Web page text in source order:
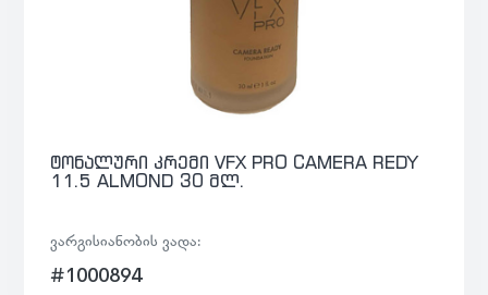
ტონალური კრემი VFX PRO CAMERA REDY
11.5 ALMOND 30 მლ.
ვარგისიანობის ვადა:
#1000894